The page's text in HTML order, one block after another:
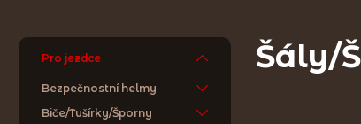
Pro jezdce
Bezpečnostní helmy
Biče/Tušírky/Šporny
Šály/